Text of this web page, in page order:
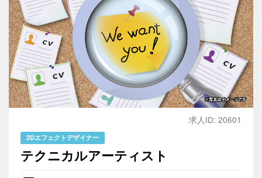
求人ID: 20601
2Dエフェクトデザイナー
テクニカルアーティスト